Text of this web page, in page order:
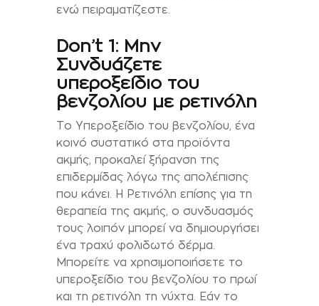
ενώ πειραματίζεστε.
Don’t 1: Μην
Συνδυάζετε
υπεροξείδιο του
βενζολίου με ρετινόλη
Το Υπεροξείδιο του βενζολίου, ένα
κοινό συστατικό στα προϊόντα
ακμής, προκαλεί ξήρανση της
επιδερμίδας λόγω της απολέπισης
που κάνει. Η Ρετινόλη επίσης για τη
θεραπεία της ακμής, ο συνδυασμός
τους λοιπόν μπορεί να δημιουργήσει
ένα τραχύ φολιδωτό δέρμα.
Μπορείτε να χρησιμοποιήσετε το
υπεροξείδιο του βενζολίου το πρωί
και τη ρετινόλη τη νύχτα. Εάν το